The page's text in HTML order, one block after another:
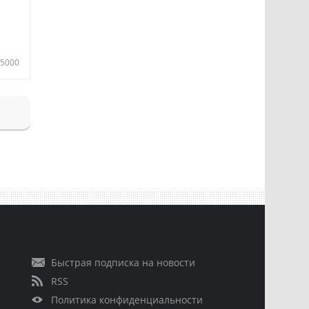
5000
Быстрая подписка на новости
RSS
Политика конфиденциальности